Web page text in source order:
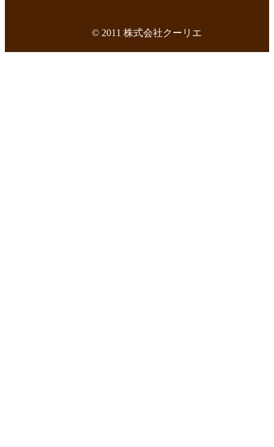
© 2011 株式会社クーリエ